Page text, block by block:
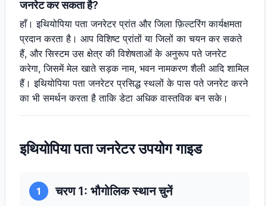
जनरेट कर सकता है?
हाँ। इथियोपिया पता जनरेटर प्रांत और जिला फ़िल्टरिंग कार्यक्षमता
प्रदान करता है। आप विशिष्ट प्रांतों या जिलों का चयन कर सकते
हैं, और सिस्टम उस क्षेत्र की विशेषताओं के अनुरूप पते जनरेट
करेगा, जिसमें मेल खाते सड़क नाम, भवन नामकरण शैली आदि शामिल
हैं। इथियोपिया पता जनरेटर प्रसिद्ध स्थलों के पास पते जनरेट करने
का भी समर्थन करता है ताकि डेटा अधिक वास्तविक बन सके।
इथियोपिया पता जनरेटर उपयोग गाइड
1 चरण 1: भौगोलिक स्थान चुनें